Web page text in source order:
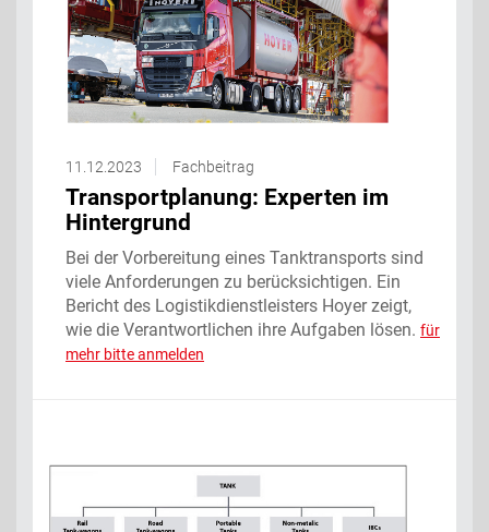
11.12.2023 Fachbeitrag
Transportplanung: Experten im
Hintergrund
Bei der Vorbereitung eines Tanktransports sind
viele Anforderungen zu berücksichtigen. Ein
Bericht des Logistikdienstleisters Hoyer zeigt,
wie die Verantwortlichen ihre Aufgaben lösen. für
mehr bitte anmelden